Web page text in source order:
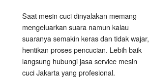
Saat mesin cuci dinyalakan memang
mengeluarkan suara namun kalau
suaranya semakin keras dan tidak wajar,
hentikan proses pencucian. Lebih baik
langsung hubungi jasa service mesin
cuci Jakarta yang profesional.